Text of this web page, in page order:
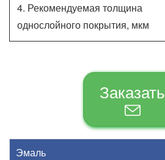
4. Рекомендуемая толщина
однослойного покрытия, мкм
Заказать
Эмаль